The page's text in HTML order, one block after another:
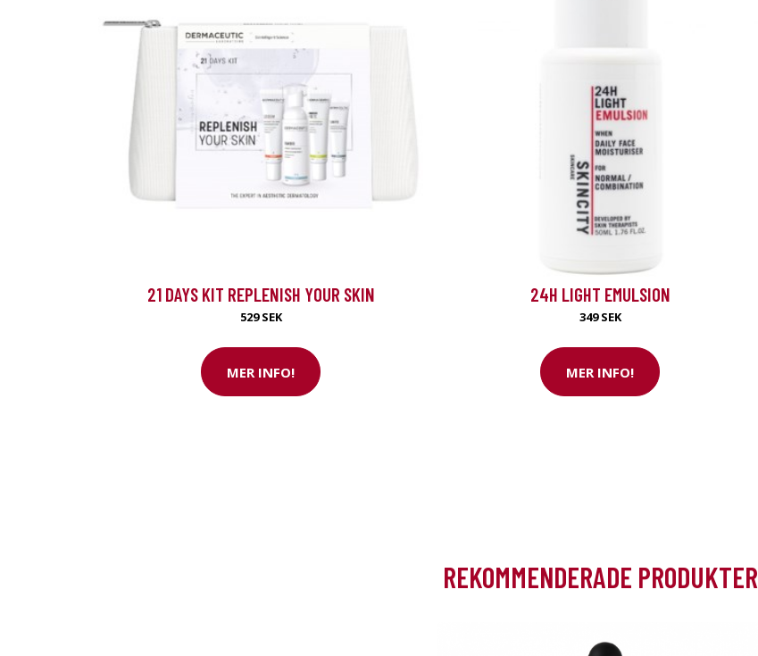
21 DAYS KIT REPLENISH YOUR SKIN
529 SEK
MER INFO!
24H LIGHT EMULSION
349 SEK
MER INFO!
REKOMMENDERADE PRODUKTER
Från vår sponsor
Nu med 200 € i rabatt